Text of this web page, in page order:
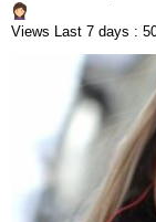
Views Last 7 days :